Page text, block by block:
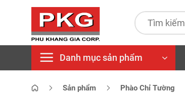
Tìm
Danh mục sản phẩm
Sản phẩm Phào Chỉ Tường